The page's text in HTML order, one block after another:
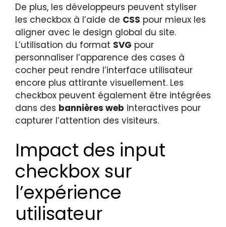
De plus, les développeurs peuvent styliser
les checkbox à l’aide de CSS pour mieux les
aligner avec le design global du site.
L’utilisation du format SVG pour
personnaliser l’apparence des cases à
cocher peut rendre l’interface utilisateur
encore plus attirante visuellement. Les
checkbox peuvent également être intégrées
dans des bannières web interactives pour
capturer l’attention des visiteurs.
Impact des input
checkbox sur
l’expérience
utilisateur